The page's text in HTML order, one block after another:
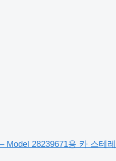
Model 28239671용 카 스테레